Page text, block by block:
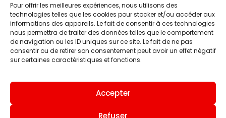
Pour offrir les meilleures expériences, nous utilisons des
technologies telles que les cookies pour stocker et/ou accéder aux
informations des appareils. Le fait de consentir à ces technologies
nous permettra de traiter des données telles que le comportement
de navigation ou les ID uniques sur ce site. Le fait de ne pas
consentir ou de retirer son consentement peut avoir un effet négatif
sur certaines caractéristiques et fonctions.
Accepter
Refuser
ACTUALITÉS
CLUB
BOUTIQUE
HISTOIRE
ÉQUIPE PREMIERE
INFOS ET CONTACT